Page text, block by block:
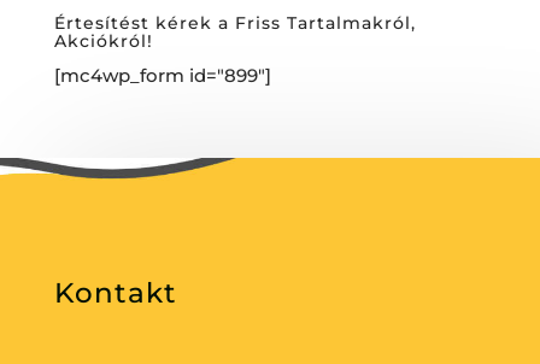
Értesítést kérek a Friss Tartalmakról,
Akciókról!
[mc4wp_form id="899"]
Kontakt